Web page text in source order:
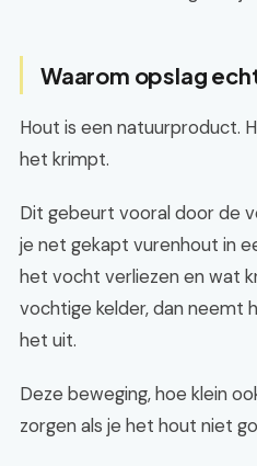
Waarom opslag
Hout is een natuurproduct.
het krimpt.
Dit gebeurt vooral door de
je net gekapt vurenhout in
het vocht verliezen en wat
vochtige kelder, dan neemt
het uit.
Deze beweging, hoe klein
zorgen als je het hout niet